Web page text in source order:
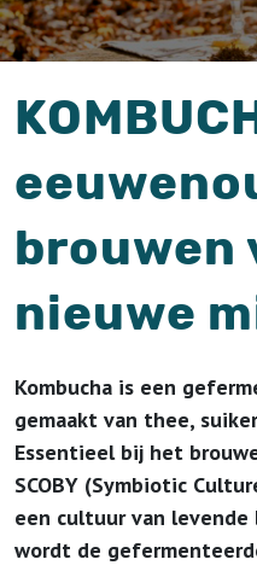
brouwen
nieuwe
Kombucha is een
gemaakt van thee,
Essentieel bij het
SCOBY (Symbiotic
een cultuur van
wordt de